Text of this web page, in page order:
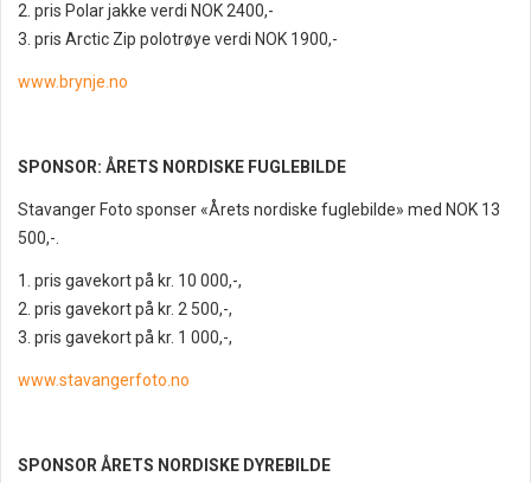
2. pris Polar jakke verdi NOK 2400,-
3. pris Arctic Zip polotrøye verdi NOK 1900,-
www.brynje.no
SPONSOR: ÅRETS NORDISKE FUGLEBILDE
Stavanger Foto sponser «Årets nordiske fuglebilde» med NOK 13
500,-.
1. pris gavekort på kr. 10 000,-,
2. pris gavekort på kr. 2 500,-,
3. pris gavekort på kr. 1 000,-,
www.stavangerfoto.no
SPONSOR ÅRETS NORDISKE DYREBILDE